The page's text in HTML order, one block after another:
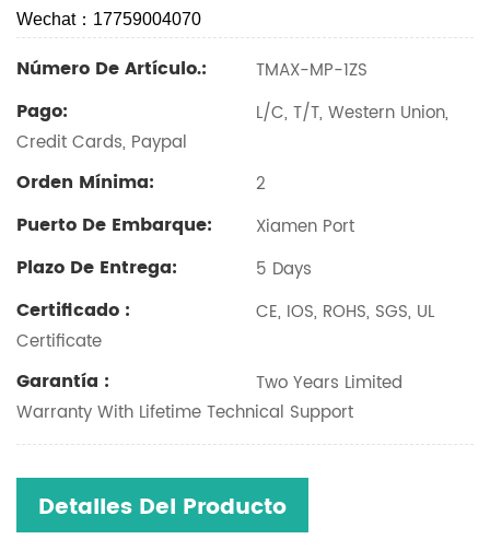
Wechat：17759004070
Número De Artículo.: TMAX-MP-1ZS
Pago:
L/C, T/T, Western Union,
Credit Cards, Paypal
Orden Mínima: 2
Puerto De Embarque: Xiamen Port
Plazo De Entrega: 5 Days
Certificado :
CE, IOS, ROHS, SGS, UL
Certificate
Garantía :
Two Years Limited
Warranty With Lifetime Technical Support
Detalles Del Producto